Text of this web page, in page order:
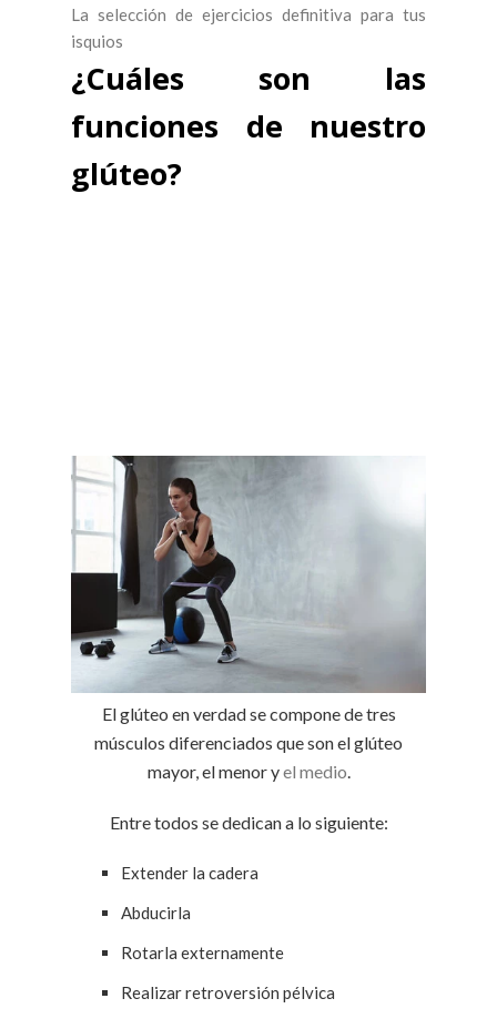
La selección de ejercicios definitiva para tus
isquios
¿Cuáles son las
funciones de nuestro
glúteo?
El glúteo en verdad se compone de tres
músculos diferenciados que son el glúteo
mayor, el menor yel medio
Entre todos se dedican a lo siguiente:
Extender la cadera
Abducirla
Rotarla externamente
Realizar retroversión pélvica